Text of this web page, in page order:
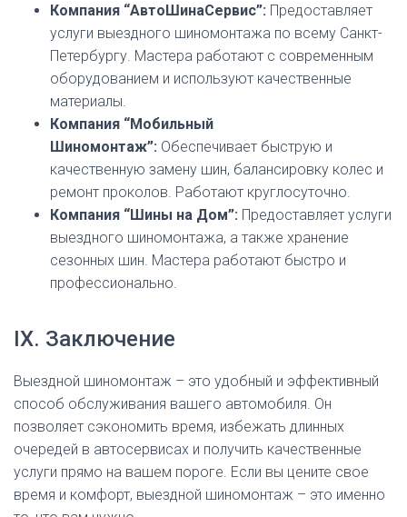
Компания “АвтоШинаСервис”: Предоставляет
услуги выездного шиномонтажа по всему Санкт-
Петербургу. Мастера работают с современным
оборудованием и используют качественные
материалы.
Компания “Мобильный
Шиномонтаж”: Обеспечивает быструю и
качественную замену шин, балансировку колес и
ремонт проколов. Работают круглосуточно.
Компания “Шины на Дом”: Предоставляет услуги
выездного шиномонтажа, а также хранение
сезонных шин. Мастера работают быстро и
профессионально.
IX. Заключение
Выездной шиномонтаж – это удобный и эффективный
способ обслуживания вашего автомобиля. Он
позволяет сэкономить время, избежать длинных
очередей в автосервисах и получить качественные
услуги прямо на вашем пороге. Если вы цените свое
время и комфорт, выездной шиномонтаж – это именно